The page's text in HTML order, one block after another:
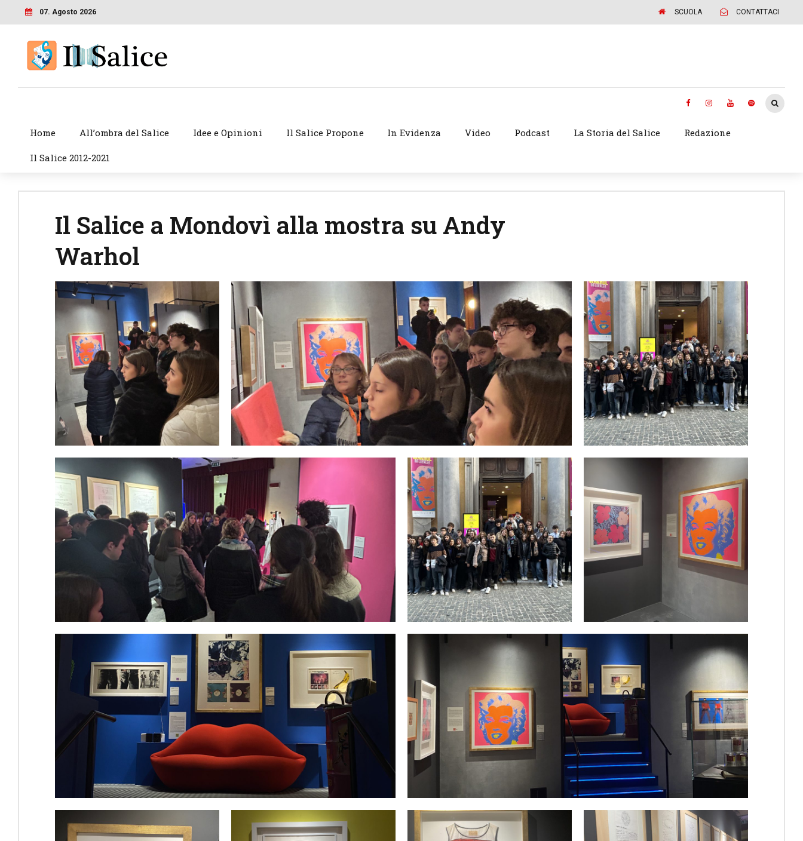
07. Agosto 2026 SCUOLA CONTATTACI
Home All’ombra del Salice Idee e Opinioni Il Salice Propone In Evidenza Video Podcast La Storia del Salice Redazione
Il Salice 2012-2021
Il Salice a Mondovì alla mostra su Andy
Warhol